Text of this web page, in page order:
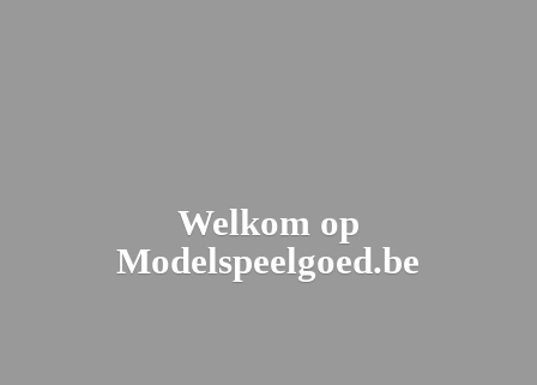
Welkom op
Modelspeelgoed.be